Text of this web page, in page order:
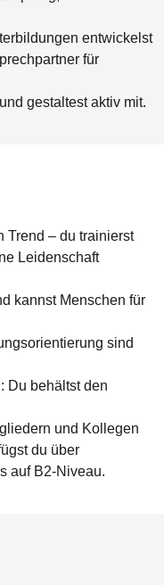
entwickelst
für
gestaltest aktiv mit.
Trend – du trainierst
Leidenschaft
kannst Menschen für
sind
Du behältst den
und Kollegen
du über
auf B2-Niveau.